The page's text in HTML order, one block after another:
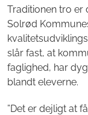
Traditionen tro er
Solrød
slår fast, at
faglighed, har
blandt eleverne.
”Det er dejligt at